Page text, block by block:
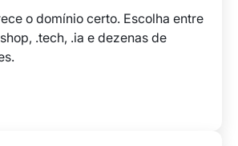
o domínio certo. Escolha entre
.tech, .ia e dezenas de